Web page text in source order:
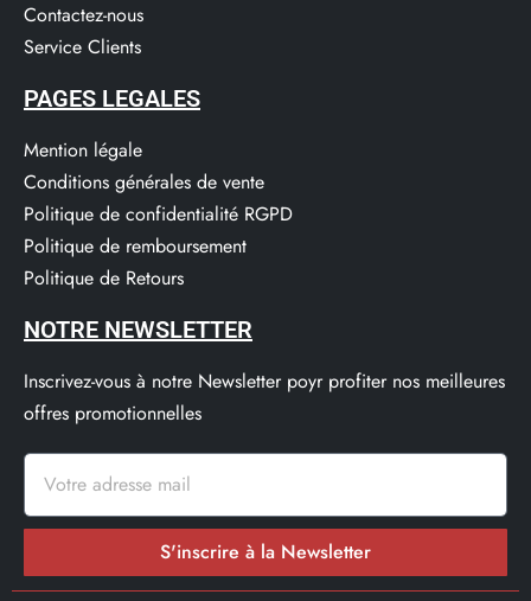
Contactez-nous
Service Clients​
PAGES LEGALES
Mention légale
Conditions générales de vente
Politique de confidentialité RGPD
Politique de remboursement
Politique de Retours
NOTRE NEWSLETTER
Inscrivez-vous à notre Newsletter poyr profiter nos meilleures
offres promotionnelles
S'inscrire à la Newsletter